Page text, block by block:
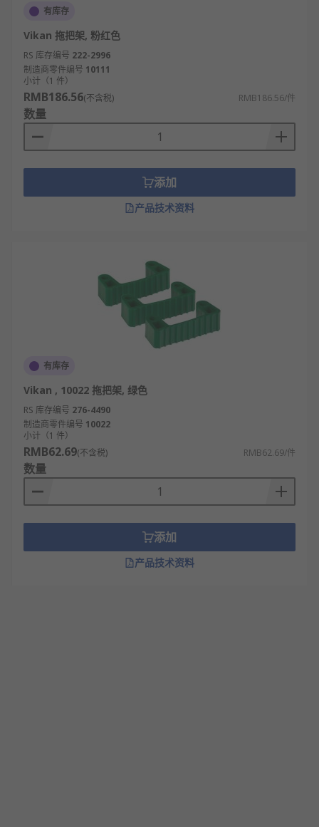
有库存
Vikan 拖把架, 粉红色
RS 库存编号 222-2996
制造商零件编号 10111
小计（1 件）
RMB186.56(不含税) RMB186.56/件
数量
添加
产品技术资料
有库存
Vikan , 10022 拖把架, 绿色
RS 库存编号 276-4490
制造商零件编号 10022
小计（1 件）
RMB62.69(不含税) RMB62.69/件
数量
添加
产品技术资料